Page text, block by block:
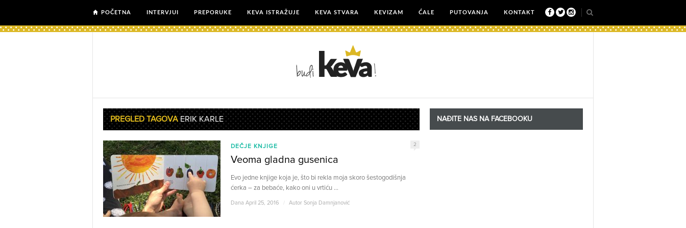
POČETNA INTERVJUI PREPORUKE KEVA ISTRAŽUJE KEVA STVARA KEVIZAM ĆALE PUTOVANJA KONTAKT
PREGLED TAGOVAERIK KARLE
DEČJE KNJIGE 2
Veoma gladna gusenica
Evo jedne knjige koja je, što bi rekla moja skoro šestogodišnja
ćerka – za bebaće, kako oni u vrtiću ...
Dana April 25, 2016 Autor Sonja Damnjanović
NAĐITE NAS NA FACEBOOKU